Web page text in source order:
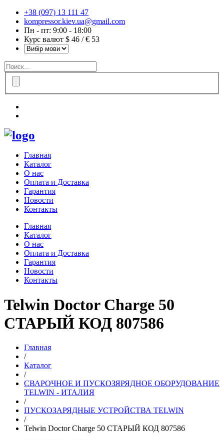
+38 (097) 13 111 47
kompressor.kiev.ua@gmail.com
Пн - пт: 9:00 - 18:00
Курс валют $ 46 / € 53
Главная
Каталог
О нас
Оплата и Доставка
Гарантия
Новости
Контакты
Главная
Каталог
О нас
Оплата и Доставка
Гарантия
Новости
Контакты
Telwin Doctor Charge 50
СТАРЫЙ КОД 807586
Главная
/
Каталог
/
СВАРОЧНОЕ И ПУСКОЗЯРЯДНОЕ ОБОРУДОВАНИЕ
TELWIN - ИТАЛИЯ
/
ПУСКОЗАРЯДНЫЕ УСТРОЙСТВА TELWIN
/
Telwin Doctor Charge 50 СТАРЫЙ КОД 807586